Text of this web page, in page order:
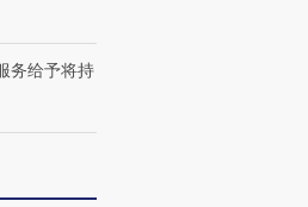
对
务给予将持